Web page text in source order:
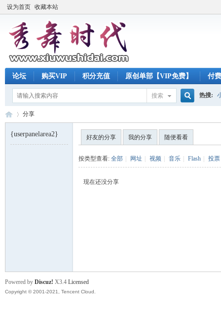
设为首页 收藏本站
论坛 购买VIP 积分充值 原创单部【VIP免费】 付
搜索 热搜:
分享
{userpanelarea2} 好友的分享 我的分享 随便看看
按类型查看: 全部 网址 视频 音乐 Flash 投票
现在还没分享
Powered by Discuz! X3.4 Licensed
Copyright © 2001-2021, Tencent Cloud.